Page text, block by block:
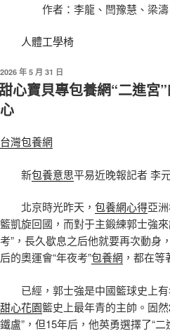
作者：李龍、閆豫慧、梁濤
人體工學椅
發
佈
於
2026 年 5 月 31 日
心寶貝專包養網“二進宮
心
台灣包養網
新包養意思平易近晚報記者 李
北京時光昨天， 包養網心得亞
籃凱旋回國，而對于主鍛練郭士強
考”，長久歇息之后他就要再次動身
后的奧運會“年夜考”包養網 ，都在等
已經，郭士強是中國籃球史上
甜心花園籃史上最年青的主帥。固
鐵盧”，但15年后，他英勇選擇了“